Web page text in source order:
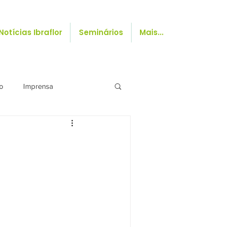
Ibraflor Seminários Mais...
Imprensa